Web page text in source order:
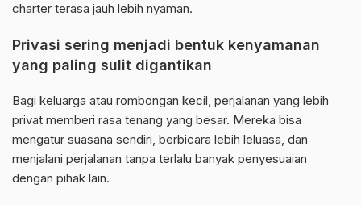
charter terasa jauh lebih nyaman.
Privasi sering menjadi bentuk kenyamanan
yang paling sulit digantikan
Bagi keluarga atau rombongan kecil, perjalanan yang lebih
privat memberi rasa tenang yang besar. Mereka bisa
mengatur suasana sendiri, berbicara lebih leluasa, dan
menjalani perjalanan tanpa terlalu banyak penyesuaian
dengan pihak lain.